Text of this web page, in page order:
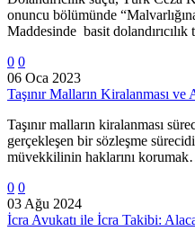
onuncu bölümünde
Maddesinde basit
0 0
06 Oca 2023
Taşınır Malların Kiralanması
Taşınır malların kiralanması
gerçekleşen bir sözleşme
müvekkilinin haklarını
0 0
03 Ağu 2024
İcra Avukatı ile İcra Takibi: